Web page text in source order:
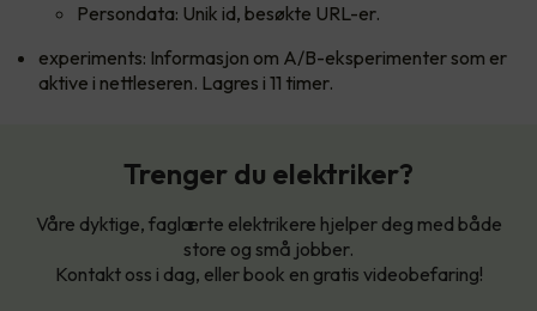
Persondata: Unik id, besøkte URL-er.
experiments: Informasjon om A/B-eksperimenter som er
aktive i nettleseren. Lagres i 11 timer.
Trenger du elektriker?
Våre dyktige, faglærte elektrikere hjelper deg med både
store og små jobber.
Kontakt oss i dag, eller book en gratis videobefaring!